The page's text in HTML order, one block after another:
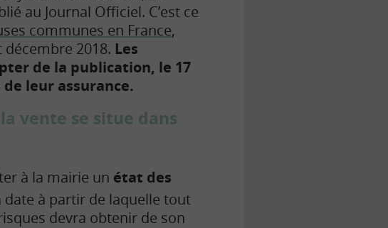
au Journal Officiel. C’est ce
communes en France,
2018. Les
de la publication, le 17
leur assurance.
vente se situe dans
à la mairie un état des
date à partir de laquelle tout
devra obtenir de son